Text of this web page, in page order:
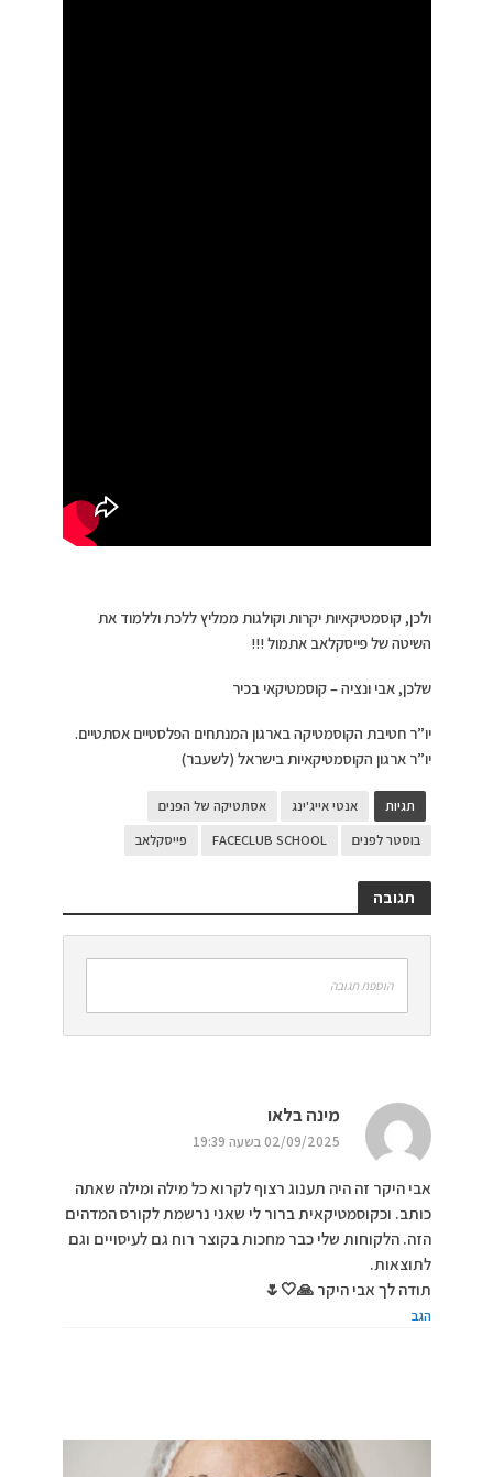
ולכן, קוסמטיקאיות יקרות וקולגות ממליץ ללכת וללמוד את
השיטה של פייסקלאב אתמול !!!
שלכן, אבי ונציה – קוסמטיקאי בכיר
יו”ר חטיבת הקוסמטיקה בארגון המנתחים הפלסטיים אסתטיים.
יו”ר ארגון הקוסמטיקאיות בישראל (לשעבר)
תגיות אנטי אייג'ינג
אסתטיקה של הפנים
בוסטר לפנים
FACECLUB SCHOOL פייסקלאב
תגובה
הוספת תגובה
מינה בלאו
02/09/2025 בשעה 19:39
אבי היקר זה היה תענוג רצוף לקרוא כל מילה ומילה שאתה
כותב. וכקוסמטיקאית ברור לי שאני נרשמת לקורס המדהים
הזה. הלקוחות שלי כבר מחכות בקוצר רוח גם לעיסויים וגם
לתוצאות.
תודה לך אבי היקר 🙏🤍🌷
הגב